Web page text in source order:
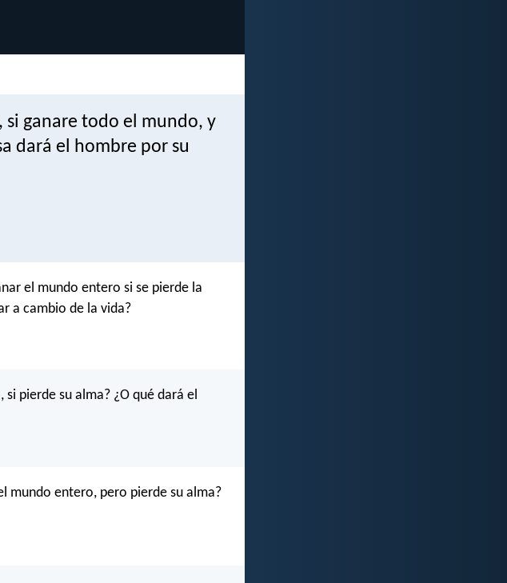
ganare todo el mundo, y
dará el hombre por su
el mundo entero si se pierde la
a cambio de la vida?
pierde su alma? ¿O qué dará el
mundo entero, pero pierde su alma?